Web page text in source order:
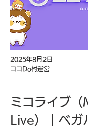
2025年8月2日
ココDo村運営
ミコライブ
Live）｜ベガ